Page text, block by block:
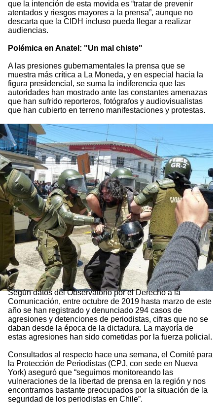
que la intención de esta movida es “tratar de prevenir
atentados y riesgos mayores a la prensa”, aunque no
descarta que la CIDH incluso pueda llegar a realizar
audiencias.
Polémica en Anatel: "Un mal chiste"
A las presiones gubernamentales la prensa que se
muestra más crítica a La Moneda, y en especial hacia la
figura presidencial, se suma la indiferencia que las
autoridades han mostrado ante las constantes amenazas
que han sufrido reporteros, fotógrafos y audiovisualistas
que han cubierto en terreno manifestaciones y protestas.
Según datos del Observatorio por el Derecho a la
Comunicación, entre octubre de 2019 hasta marzo de este
año se han registrado y denunciado 294 casos de
agresiones y detenciones de periodistas, cifras que no se
daban desde la época de la dictadura. La mayoría de
estas agresiones han sido cometidas por la fuerza policial.
Consultados al respecto hace una semana, el Comité para
la Protección de Periodistas (CPJ, con sede en Nueva
York) aseguró que “seguimos monitoreando las
vulneraciones de la libertad de prensa en la región y nos
encontramos bastante preocupados por la situación de la
seguridad de los periodistas en Chile”.